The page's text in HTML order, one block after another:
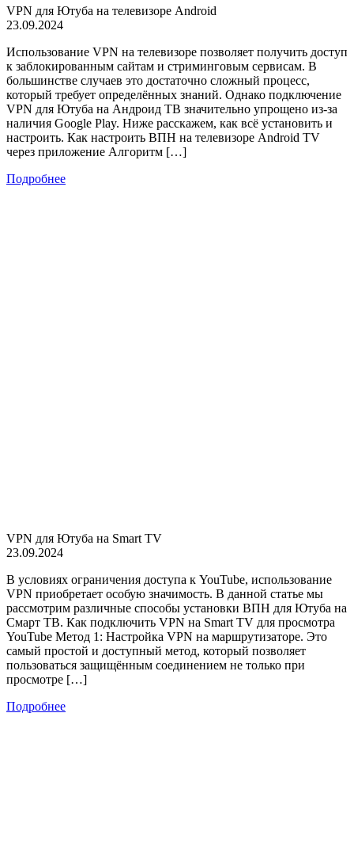
VPN для Ютуба на телевизоре Android
23.09.2024
Использование VPN на телевизоре позволяет получить доступ
к заблокированным сайтам и стриминговым сервисам. В
большинстве случаев это достаточно сложный процесс,
который требует определённых знаний. Однако подключение
VPN для Ютуба на Андроид ТВ значительно упрощено из-за
наличия Google Play. Ниже расскажем, как всё установить и
настроить. Как настроить ВПН на телевизоре Android TV
через приложение Алгоритм […]
Подробнее
VPN для Ютуба на Smart TV
23.09.2024
В условиях ограничения доступа к YouTube, использование
VPN приобретает особую значимость. В данной статье мы
рассмотрим различные способы установки ВПН для Ютуба на
Смарт ТВ. Как подключить VPN на Smart TV для просмотра
YouTube Метод 1: Настройка VPN на маршрутизаторе. Это
самый простой и доступный метод, который позволяет
пользоваться защищённым соединением не только при
просмотре […]
Подробнее